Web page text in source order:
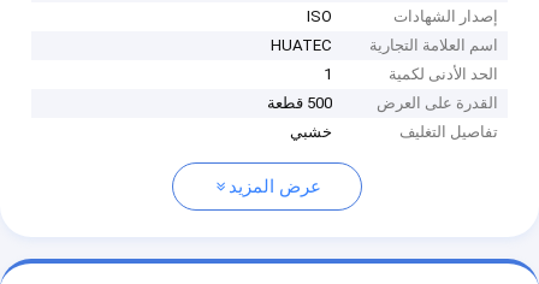
إصدار الشهادات
ISO
اسم العلامة التجارية
HUATEC
الحد الأدنى لكمية
1
القدرة على العرض
500 قطعة
تفاصيل التغليف
خشبي
عرض المزيد